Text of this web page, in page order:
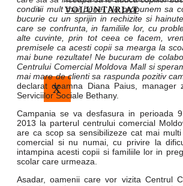
VOLUNTARIAT
X
conditii mult mai bune! Ne propunem sa
bucurie cu un sprijin in rechizite si
care se confrunta, in familiile lor, cu
alte cuvinte, prin tot ceea ce facem,
premisele ca acesti copii sa mearga la
mai bune rezultate! Ne bucuram de
Centrului Comercial Moldova Mall si
mai mare de clienti sa raspunda pozitiv
declarat doamna Diana Paius, manager
Serviciilor Sociale Bethany.
Campania se va desfasura in perioada
2013 la parterul centrului comercial
are ca scop sa sensibilizeze cat mai
comercial si nu numai, cu privire la
intampina acesti copii si familiile lor in
scolar care urmeaza.
Asadar, oamenii care vor vizita Centrul